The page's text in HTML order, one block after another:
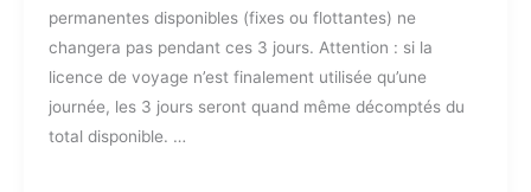
permanentes disponibles (fixes ou flottantes) ne
changera pas pendant ces 3 jours. Attention : si la
licence de voyage n’est finalement utilisée qu’une
journée, les 3 jours seront quand même décomptés du
total disponible. …